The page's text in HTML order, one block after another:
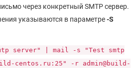
через конкретный SMTP сервер.
указываются в параметре-S
server" | mail -s "Test smtp
centos.ru:25" -r admin@build-